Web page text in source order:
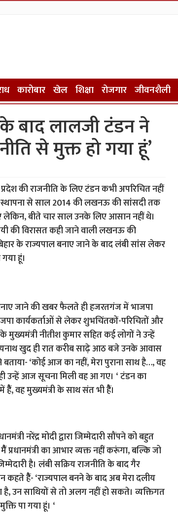
कारोबार खेल शिक्षा रोजगार जीवनशैली
बाद लालजी टंडन ने
से मुक्त हो गया हूं’
की राजनीति के लिए टंडन कभी अपरिचित नहीं
से साल 2014 की लखनऊ की सांसदी तक
लेकिन, बीते चार साल उनके लिए आसान नहीं थे।
की विरासत कही जाने वाली लखनऊ की
के राज्यपाल बनाए जाने के बाद लंबी सांस लेकर
हूं।
जाने की खबर फैलते ही हजरतगंज में भाजपा
कार्यकर्ताओं से लेकर शुभचिंतकों-परिचितों और
नीतीश कुमार सहित कई लोगों ने उन्हें
खुद ही रात करीब साढ़े आठ बजे उनके आवास
‘कोई आज का नहीं, मेरा पुराना साथ है…, वह
उन्हें आज सूचना मिली वह आ गए। ‘ टंडन का
हैैं, वह मुख्यमंत्री के साथ संत भी हैैं।
नरेंद्र मोदी द्वारा जिम्मेदारी सौंपने को बहुत
का आभार व्यक्त नहीं करूंगा, बल्कि जो
है। लंबी सक्रिय राजनीति के बाद गैर
हैैं- ‘राज्यपाल बनने के बाद अब मेरा दलीय
उन साथियों से तो अलग नहीं हो सकते। व्यक्तिगत
पा गया हूं। ‘